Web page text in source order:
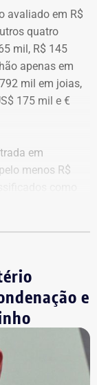
imediato
de
a ordem
recuperações
pela Cedae
a perda
provisão
embora a
de
de despesas
avaliado em R$
quatro
mil, R$ 145
apenas em
mil em joias,
175 mil e €
em
menos R$
na
por
dos relógios.
e